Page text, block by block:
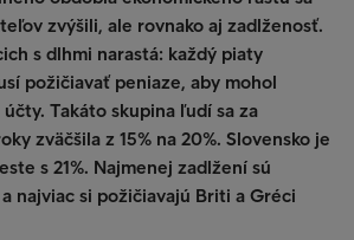
zvýšili, ale rovnako aj zadlženosť.
s dlhmi narastá: každý piaty
požičiavať peniaze, aby mohol
Takáto skupina ľudí sa za
zväčšila z 15% na 20%. Slovensko je
s 21%. Najmenej zadlžení sú
a najviac si požičiavajú Briti a Gréci